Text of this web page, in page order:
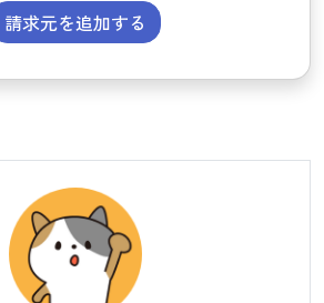
請求元を追加する